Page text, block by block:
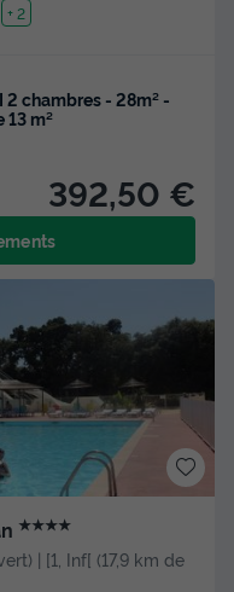
+ 2
2 chambres - 28m² -
13 m²
392,50 €
★★★★
| [1, Inf[ (17,9 km de